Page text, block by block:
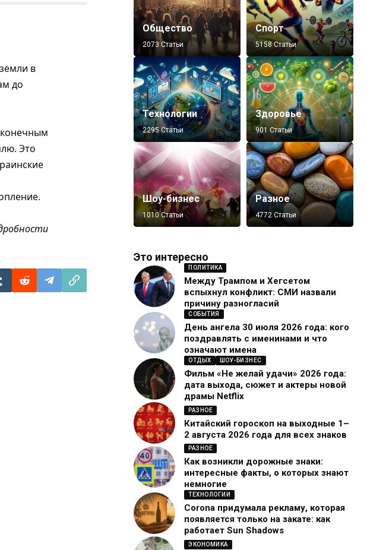
в
до
конечным
Это
Общество
2073 Статьи
Спорт
5158 Статьи
Технологии
2295 Статьи
Здоровье
901 Статьи
Шоу-бизнес
1010 Статьи
Разное
4772 Статьи
Это интересно
ПОЛИТИКА
Между Трампом и Хегсетом
вспыхнул конфликт: СМИ назвали
причину разногласий
СОБЫТИЯ
День ангела 30 июля 2026 года: кого
поздравлять с именинами и что
означают имена
ОТДЫХ ШОУ-БИЗНЕС
Фильм «Не желай удачи» 2026 года:
дата выхода, сюжет и актеры новой
драмы Netflix
РАЗНОЕ
Китайский гороскоп на выходные 1–
2 августа 2026 года для всех знаков
РАЗНОЕ
Как возникли дорожные знаки:
интересные факты, о которых знают
немногие
ТЕХНОЛОГИИ
Corona придумала рекламу, которая
появляется только на закате: как
работает Sun Shadows
ЭКОНОМИКА